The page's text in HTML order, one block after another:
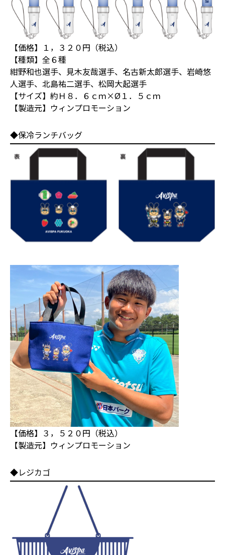
【価格】１，３２０円（税込）
【種類】全６種
紺野和也選手、見木友哉選手、名古新太郎選手、岩崎悠
人選手、北島祐二選手、松岡大起選手
【サイズ】約Ｈ８．６ｃｍ×Ø１．５ｃｍ
【製造元】ウィンプロモーション
◆保冷ランチバッグ
【価格】３，５２０円（税込）
【製造元】ウィンプロモーション
◆レジカゴ